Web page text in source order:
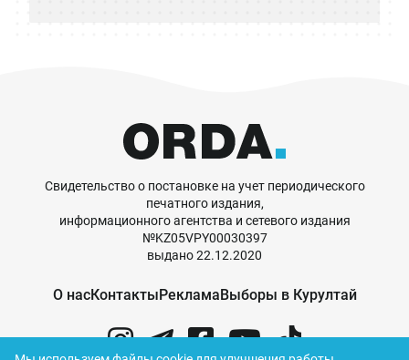
Свидетельство о постановке на учет периодического
печатного издания,
информационного агентства и сетевого издания
№KZ05VPY00030397
выдано 22.12.2020
О насКонтактыРекламаВыборы в Курултай